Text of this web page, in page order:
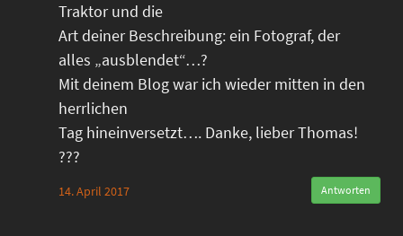
Traktor und die
Art deiner Beschreibung: ein Fotograf, der
alles „ausblendet“…?
Mit deinem Blog war ich wieder mitten in den
herrlichen
Tag hineinversetzt…. Danke, lieber Thomas!
???
14. April 2017 Antworten